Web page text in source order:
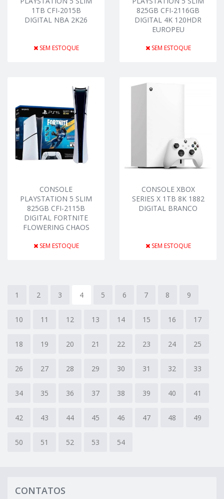
1TB CFI-2015B
DIGITAL NBA 2K26
SEM ESTOQUE
825GB CFI-2116GB
DIGITAL 4K 120HDR
EUROPEU
SEM ESTOQUE
CONSOLE
PLAYSTATION 5 SLIM
825GB CFI-2115B
DIGITAL FORTNITE
FLOWERING CHAOS
SEM ESTOQUE
CONSOLE XBOX
SERIES X 1TB 8K 1882
DIGITAL BRANCO
SEM ESTOQUE
1 2 3 4 5 6 7 8 9
10 11 12 13 14 15 16 17
18 19 20 21 22 23 24 25
26 27 28 29 30 31 32 33
34 35 36 37 38 39 40 41
42 43 44 45 46 47 48 49
50 51 52 53 54
CONTATOS